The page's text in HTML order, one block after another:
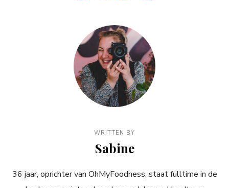
WRITTEN BY
Sabine
36 jaar, oprichter van OhMyFoodness, staat fulltime in de